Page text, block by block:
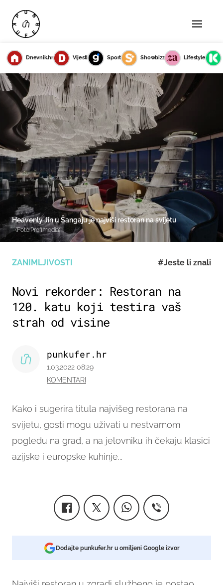
Dnevnik.hr Vijesti Sport Showbizz Lifestyle
ZANIMLJIVOSTI #Jeste li znali
Novi rekorder: Restoran na
120. katu koji testira vaš
strah od visine
Kako i sugerira titula najvišeg restorana na
svijetu, gosti mogu uživati u nestvarnom
pogledu na grad, a na jelovniku ih čekaju klasici
azijske i europske kuhinje...
punkufer.hr
1.03.2022 08:29
KOMENTARI
Heavenly Jin u Šangaju je najviši restoran na svijetu
(Foto:Profimedia)
Dodajte punkufer.hr u omiljeni Google izvor